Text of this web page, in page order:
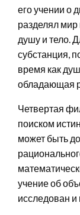
его учении о
разделял
душу и тело.
субстанция,
время как
обладающая
Четвертая
поиском
может быть
учение об
исследован